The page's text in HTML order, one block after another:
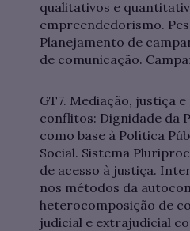
qualitativos e
empreendedorismo.
Planejamento de
de comunicação.
GT7. Mediação, justiça
conflitos: Dignidade da
como base à Política
Social. Sistema
de acesso à justiça.
nos métodos da
heterocomposição de
judicial e extrajudicial